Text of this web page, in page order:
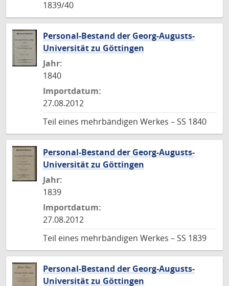
1839/40
Personal-Bestand der Georg-Augusts-
Universität zu Göttingen
Jahr:
1840
Importdatum:
27.08.2012
Teil eines mehrbändigen Werkes – SS 1840
Personal-Bestand der Georg-Augusts-
Universität zu Göttingen
Jahr:
1839
Importdatum:
27.08.2012
Teil eines mehrbändigen Werkes – SS 1839
Personal-Bestand der Georg-Augusts-
Universität zu Göttingen